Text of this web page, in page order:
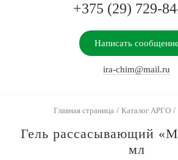
+375 (29) 729-
Написать сообщение
ira-chim@mail.ru
Главная страница / Каталог АРГО/
Гель рассасывающий
мл